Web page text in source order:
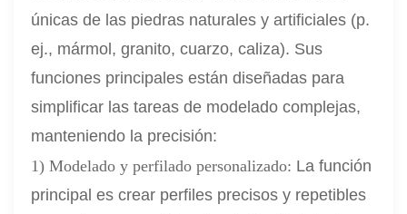
únicas de las piedras naturales y artificiales (p.
ej., mármol, granito, cuarzo, caliza). Sus
funciones principales están diseñadas para
simplificar las tareas de modelado complejas,
manteniendo la precisión:
1) Modelado y perfilado personalizado: La función
principal es crear perfiles precisos y repetibles